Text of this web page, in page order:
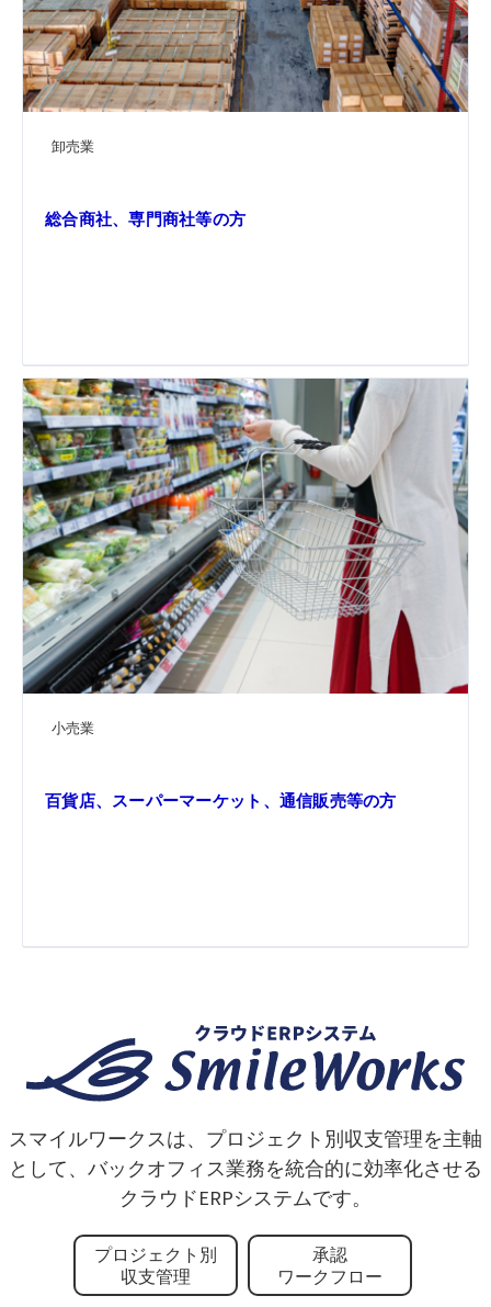
卸売業
総合商社、専門商社等の方
小売業
百貨店、スーパーマーケット、通信販売等の方
スマイルワークスは、プロジェクト別収支管理を主軸
として、バックオフィス業務を統合的に効率化させる
クラウドERPシステムです。
プロジェクト別
収支管理
承認
ワークフロー